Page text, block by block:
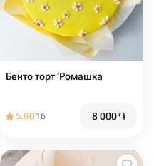
Бенто торт ‘Ромашка
5.00 16 8 000֏